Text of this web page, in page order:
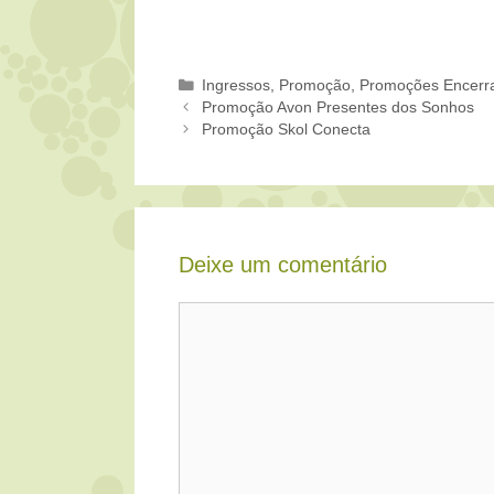
Categorias
Ingressos Promoção Promoções
Promoção Avon Presentes dos Sonhos
Promoção Skol Conecta
Deixe um comentário